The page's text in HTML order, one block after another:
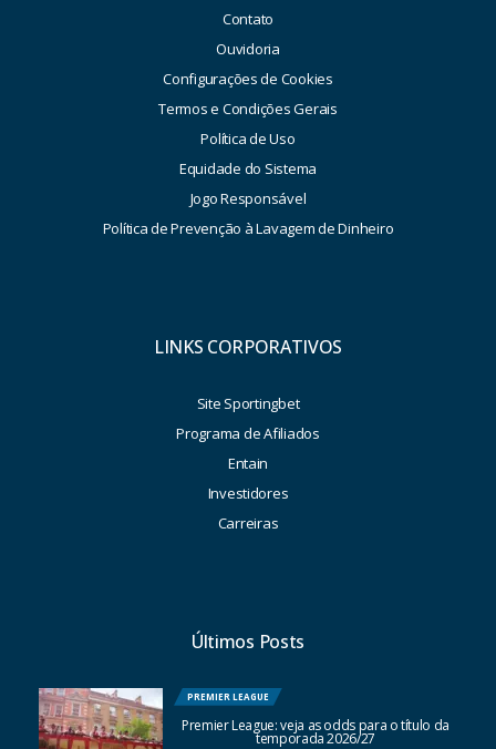
Contato
Ouvidoria
Configurações de Cookies
Termos e Condições Gerais
Política de Uso
Equidade do Sistema
Jogo Responsável
Política de Prevenção à Lavagem de Dinheiro
LINKS CORPORATIVOS
Site Sportingbet
Programa de Afiliados
Entain
Investidores
Carreiras
Últimos Posts
PREMIER LEAGUE
Premier League: veja as odds para o título da
temporada 2026/27